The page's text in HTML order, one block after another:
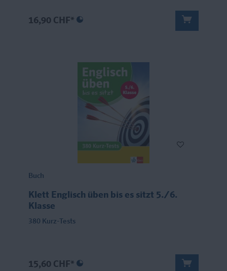
16,90 CHF*
Buch
Klett Englisch üben bis es sitzt 5./6.
Klasse
380 Kurz-Tests
15,60 CHF*